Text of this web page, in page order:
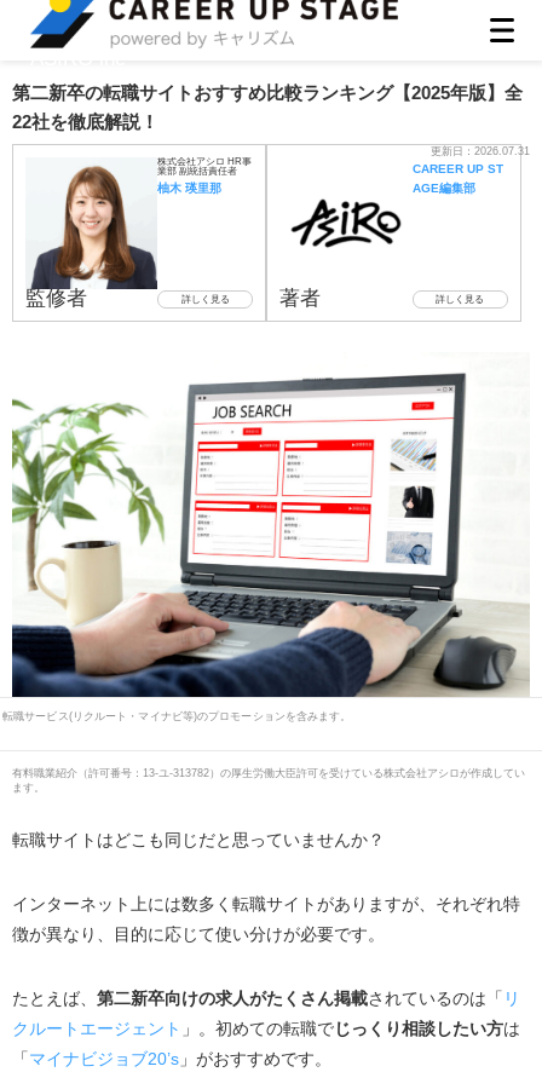
第二新卒の転職サイトおすすめ比較ランキング【2025年版】全
22社を徹底解説！
更新日：2026.07.31
監修者
株式会社アシロ HR事
業部 副統括責任者
柚木 瑛里那
詳しく見る 著者
CAREER UP ST
AGE編集部
詳しく見る
転職サービス(リクルート・マイナビ等)のプロモーションを含みます。
有料職業紹介（許可番号：13-ユ-313782）の厚生労働大臣許可を受けている株式会社アシロが作成してい
ます。
転職サイトはどこも同じだと思っていませんか？
インターネット上には数多く転職サイトがありますが、それぞれ特
徴が異なり、目的に応じて使い分けが必要です。
たとえば、 第二新卒向けの求人がたくさん掲載されているのは「 リ
クルートエージェント 」。初めての転職でじっくり相談したい方は
「マイナビジョブ20’s」がおすすめです。